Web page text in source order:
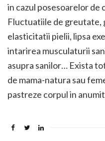
in cazul posesoarelor de
Fluctuatiile de greutate,
elasticitatii pielii, lipsa
intarirea musculaturii
asupra sanilor… Exista
de mama-natura sau
pastreze corpul in